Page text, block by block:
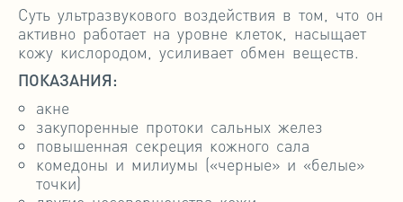
Суть ультразвукового воздействия в том, что он
активно работает на уровне клеток, насыщает
кожу кислородом, усиливает обмен веществ.
ПОКАЗАНИЯ:
акне
закупоренные протоки сальных желез
повышенная секреция кожного сала
комедоны и милиумы («черные» и «белые»
точки)